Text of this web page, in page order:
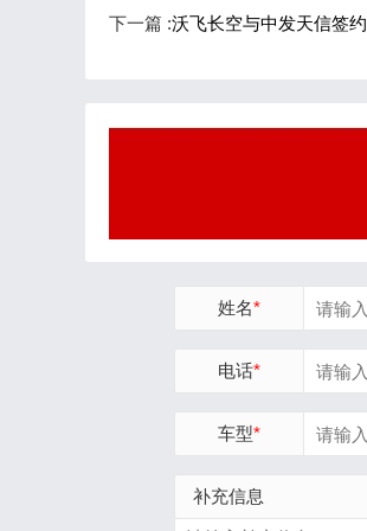
下一篇 :沃飞长空与中发天信签
姓名*
电话*
车型*
补充信息